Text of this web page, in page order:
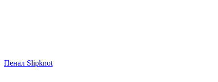
Пенал Slipknot